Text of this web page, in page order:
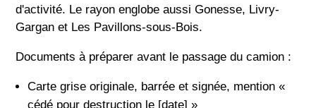
d'activité. Le rayon englobe aussi Gonesse, Livry-
Gargan et Les Pavillons-sous-Bois.
Documents à préparer avant le passage du camion :
Carte grise originale, barrée et signée, mention «
cédé pour destruction le [date] »